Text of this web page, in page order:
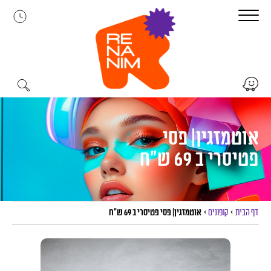
לתוכן
אוטמזגין| פסי
פטיסרי ב 69 ש”ח
דף הבית > קופונים> אוטמזגין| פסי פטיסרי ב 69 ש”ח